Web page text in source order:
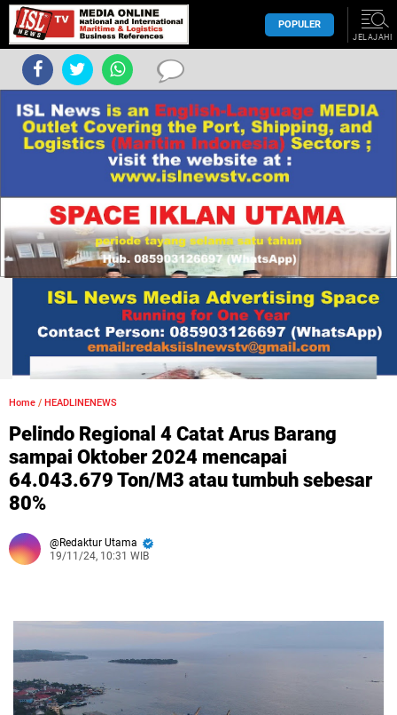
POPULER
JELAJAHI
Home / HEADLINENEWS
Pelindo Regional 4 Catat Arus Barang
sampai Oktober 2024 mencapai
64.043.679 Ton/M3 atau tumbuh sebesar
80%
Redaktur Utama
19/11/24, 10:31 WIB